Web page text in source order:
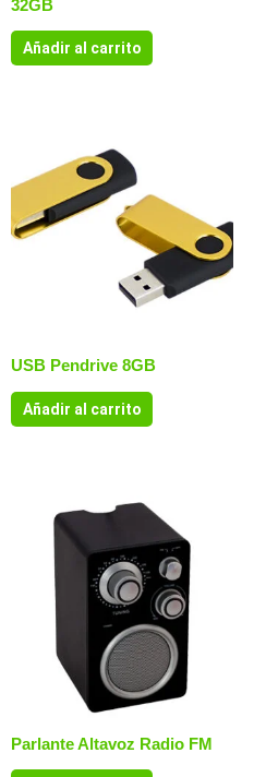
32GB
Añadir al carrito
USB Pendrive 8GB
Añadir al carrito
Parlante Altavoz Radio FM